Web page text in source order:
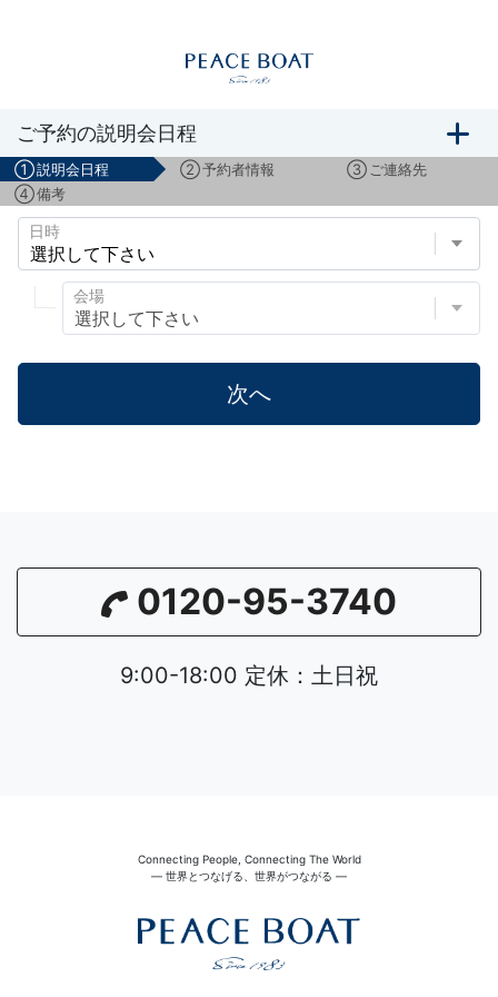
船旅説明会のご予約
ご予約の説明会日程
①説明会日程 ②予約者情報 ③ ご連絡先
④備考
日時
会場
次へ
0120-95-3740
9:00-18:00 定休：土日祝
Connecting People, Connecting The World
― 世界とつなげる、世界がつながる ―